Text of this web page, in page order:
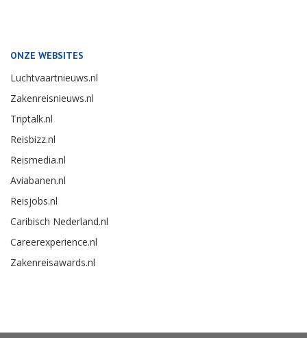
ONZE WEBSITES
Luchtvaartnieuws.nl
Zakenreisnieuws.nl
Triptalk.nl
Reisbizz.nl
Reismedia.nl
Aviabanen.nl
Reisjobs.nl
Caribisch Nederland.nl
Careerexperience.nl
Zakenreisawards.nl